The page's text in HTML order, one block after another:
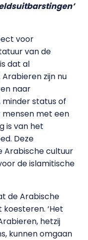
voor
van de
dat al
zijn nu
naar
status of
met een
is van het
Deze
Arabische cultuur
de islamitische
de Arabische
‘Het
hetzij
kunnen omgaan